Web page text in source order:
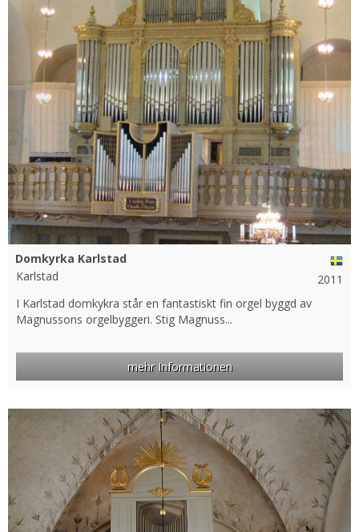
Domkyrka Karlstad
Karlstad
2011
I Karlstad domkykra står en fantastiskt fin orgel byggd av
Magnussons orgelbyggeri. Stig Magnuss...
mehr Informationen